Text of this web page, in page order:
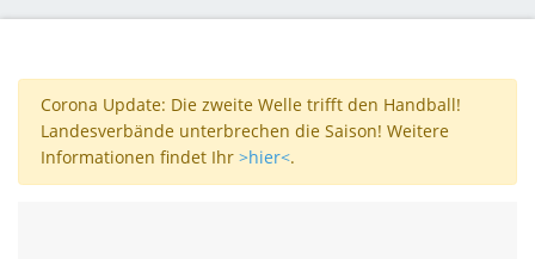
Corona Update: Die zweite Welle trifft den Handball!
Landesverbände unterbrechen die Saison! Weitere
Informationen findet Ihr >hier<.